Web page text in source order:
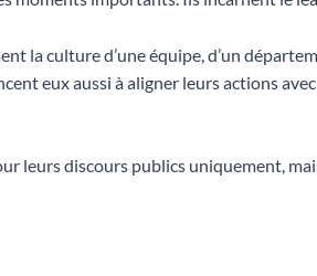
la culture d’une équipe, d’un
eux aussi à aligner leurs actions
leurs discours publics uniquement,